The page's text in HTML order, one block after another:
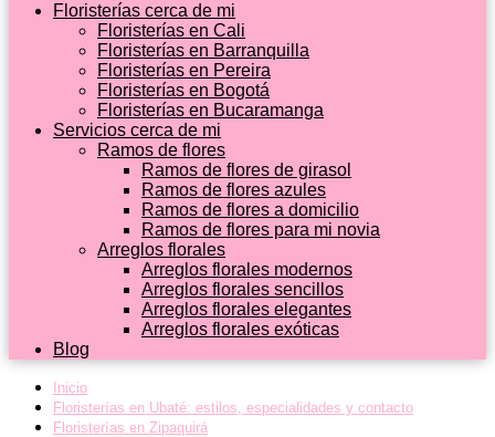
Floristerías cerca de mi
Floristerías en Cali
Floristerías en Barranquilla
Floristerías en Pereira
Floristerías en Bogotá
Floristerías en Bucaramanga
Servicios cerca de mi
Ramos de flores
Ramos de flores de girasol
Ramos de flores azules
Ramos de flores a domicilio
Ramos de flores para mi novia
Arreglos florales
Arreglos florales modernos
Arreglos florales sencillos
Arreglos florales elegantes
Arreglos florales exóticas
Blog
Inicio
Floristerías en Ubaté: estilos, especialidades y contacto
Floristerías en Zipaquirá